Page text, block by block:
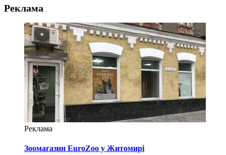
Реклама
Реклама
Зоомагазин EuroZoo у Житомирі